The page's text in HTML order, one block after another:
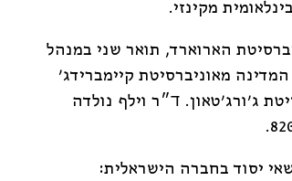
מקינזי.
הארוארד, תואר שני במנהל
מאוניברסיטת קיימברידג׳
ג׳ורג׳טאון. ד״ר וילף נולדה
יסוד בחברה הישראלית: